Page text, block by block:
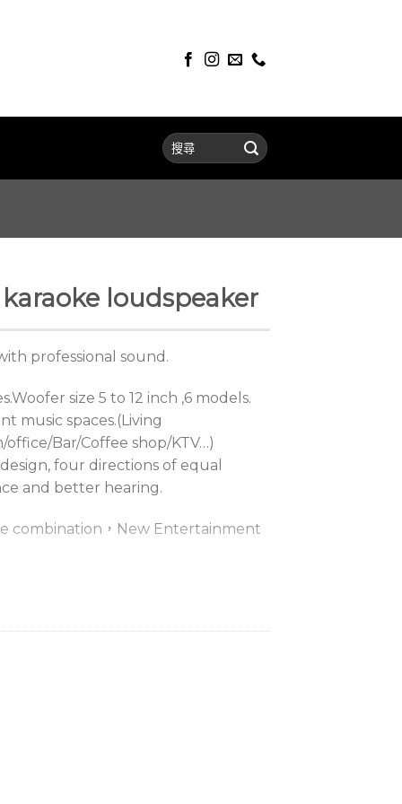
karaoke loudspeaker
professional sound.
size 5 to 12 inch ,6 models.
music spaces.(Living
Bar/Coffee shop/KTV…)
four directions of equal
and better hearing.
combination，New Entertainment